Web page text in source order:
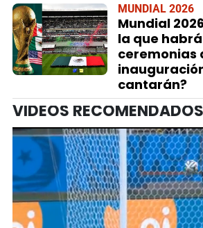
MUNDIAL 2026
Mundial
la que
ceremonias
cantarán?
VIDEOS RECOMENDADOS